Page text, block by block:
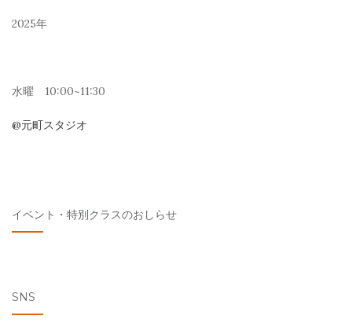
ー
ョ
ン
2025年
水曜 10:00~11:30
@元町スタジオ
イベント・特別クラスのおしらせ
SNS